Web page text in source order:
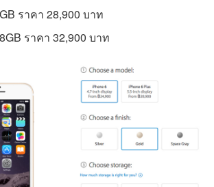
ราคา 28,900 บาท
ราคา 32,900 บาท